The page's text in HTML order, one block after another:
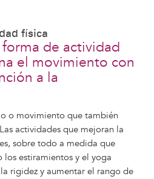
física
forma de actividad
el movimiento con
a la
o movimiento que también
actividades que mejoran la
sobre todo a medida que
los estiramientos y el yoga
rigidez y aumentar el rango de